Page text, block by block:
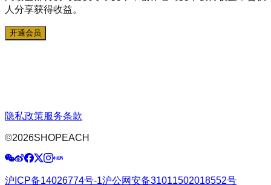
人分享获得收益。
开通会员
隐私政策服务条款
©2026SHOPEACH
沪ICP备14026774号-1沪公网安备31011502018552号